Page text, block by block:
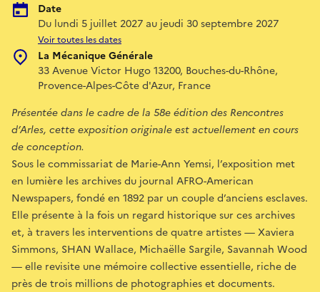
Date
Du lundi 5 juillet 2027 au jeudi 30 septembre 2027
Voir toutes les dates
La Mécanique Générale
33 Avenue Victor Hugo 13200, Bouches-du-Rhône,
Provence-Alpes-Côte d'Azur, France
Présentée dans le cadre de la 58e édition des Rencontres
d’Arles, cette exposition originale est actuellement en cours
de conception.
Sous le commissariat de Marie-Ann Yemsi, l’exposition met
en lumière les archives du journal AFRO-American
Newspapers, fondé en 1892 par un couple d’anciens esclaves.
Elle présente à la fois un regard historique sur ces archives
et, à travers les interventions de quatre artistes — Xaviera
Simmons, SHAN Wallace, Michaëlle Sargile, Savannah Wood
— elle revisite une mémoire collective essentielle, riche de
près de trois millions de photographies et documents.